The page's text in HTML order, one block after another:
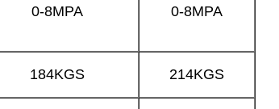
0-8MPA 0-8MPA
184KGS 214KGS